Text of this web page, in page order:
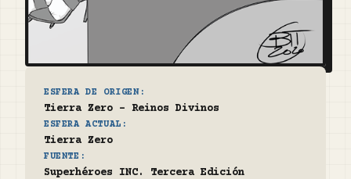
ESFERA DE ORIGEN:
Tierra Zero - Reinos Divinos
ESFERA ACTUAL:
Tierra Zero
FUENTE:
Superhéroes INC. Tercera Edición